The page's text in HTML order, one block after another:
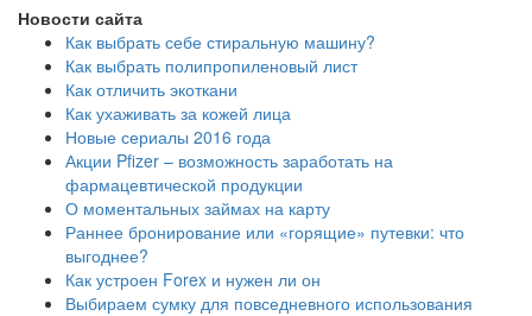
Новости сайта
Как выбрать себе стиральную машину?
Как выбрать полипропиленовый лист
Как отличить экоткани
Как ухаживать за кожей лица
Новые сериалы 2016 года
Акции Pfizer – возможность заработать на
фармацевтической продукции
О моментальных займах на карту
Раннее бронирование или «горящие» путевки: что
выгоднее?
Как устроен Forex и нужен ли он
Выбираем сумку для повседневного использования